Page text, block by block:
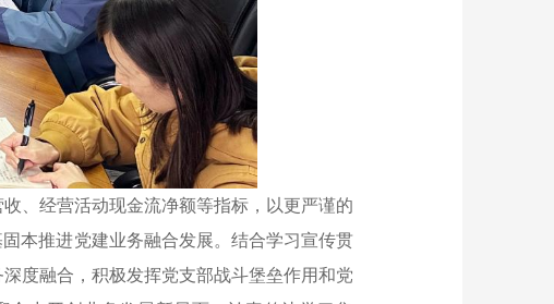
、经营活动现金流净额等指标，以更严谨的
固本推进党建业务融合发展。结合学习宣传贯
度融合，积极发挥党支部战斗堡垒作用和党